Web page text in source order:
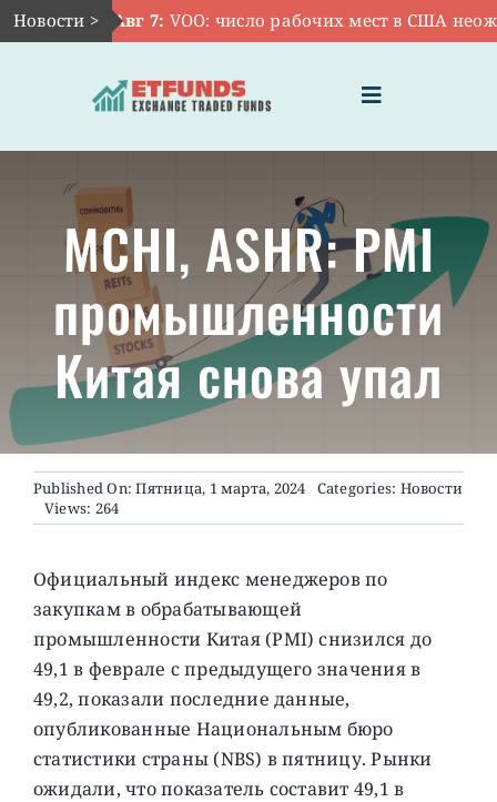
Skip
to
Новости >Авг 7: VOO: число рабочих мест в США
Toggle
Navigation
ГЛАВНАЯ
ЧТО ТАКОЕ ETF
ИНВЕСТИЦИИ В ETF
ТЕМАТИЧЕСКИЕ ETF
АКТУАЛЬНЫЕ
MCHI, ASHR: PMI
промышленности
Китая снова упал
Published On: Пятница, 1 марта, 2024 Categories: Новости
Views: 264
Официальный индекс менеджеров по
закупкам в обрабатывающей
промышленности Китая (PMI) снизился до
49,1 в феврале с предыдущего значения в
49,2, показали последние данные,
опубликованные Национальным бюро
статистики страны (NBS) в пятницу. Рынки
ожидали, что показатель составит 49,1 в